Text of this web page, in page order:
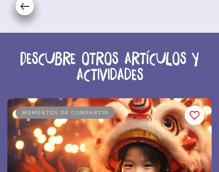
Descubre otros artículos y
actividades
MOMENTOS DE COMPARTIR